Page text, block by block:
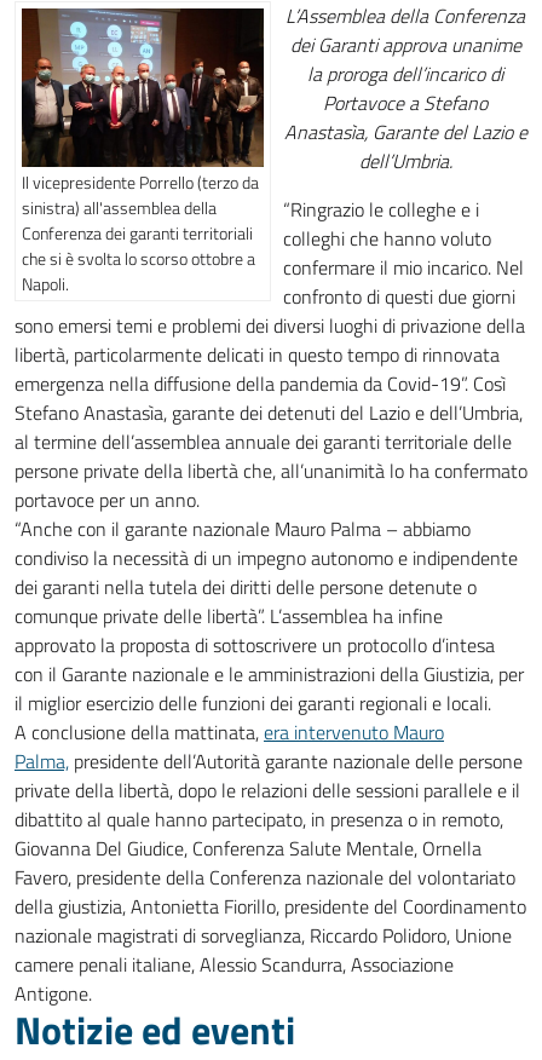
Il vicepresidente Porrello (terzo da
sinistra) all'assemblea della
Conferenza dei garanti territoriali
che si è svolta lo scorso ottobre a
Napoli.
L’Assemblea della Conferenza
dei Garanti approva unanime
la proroga dell’incarico di
Portavoce a Stefano
Anastasìa, Garante del Lazio e
dell’Umbria.
“Ringrazio le colleghe e i
colleghi che hanno voluto
confermare il mio incarico. Nel
confronto di questi due giorni
sono emersi temi e problemi dei diversi luoghi di privazione della
libertà, particolarmente delicati in questo tempo di rinnovata
emergenza nella diffusione della pandemia da Covid-19”. Così
Stefano Anastasìa, garante dei detenuti del Lazio e dell’Umbria,
al termine dell’assemblea annuale dei garanti territoriale delle
persone private della libertà che, all’unanimità lo ha confermato
portavoce per un anno.
“Anche con il garante nazionale Mauro Palma – abbiamo
condiviso la necessità di un impegno autonomo e indipendente
dei garanti nella tutela dei diritti delle persone detenute o
comunque private delle libertà”. L’assemblea ha infine
approvato la proposta di sottoscrivere un protocollo d’intesa
con il Garante nazionale e le amministrazioni della Giustizia, per
il miglior esercizio delle funzioni dei garanti regionali e locali.
A conclusione della mattinata,era intervenuto Mauro
Palma, presidente dell’Autorità garante nazionale delle persone
private della libertà, dopo le relazioni delle sessioni parallele e il
dibattito al quale hanno partecipato, in presenza o in remoto,
Giovanna Del Giudice, Conferenza Salute Mentale, Ornella
Favero, presidente della Conferenza nazionale del volontariato
della giustizia, Antonietta Fiorillo, presidente del Coordinamento
nazionale magistrati di sorveglianza, Riccardo Polidoro, Unione
camere penali italiane, Alessio Scandurra, Associazione
Antigone.
Notizie ed eventi